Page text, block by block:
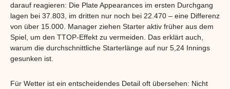
darauf reagieren: Die Plate Appearances im ersten Durchgang
lagen bei 37.803, im dritten nur noch bei 22.470 – eine Differenz
von über 15.000. Manager ziehen Starter aktiv früher aus dem
Spiel, um den TTOP-Effekt zu vermeiden. Das erklärt auch,
warum die durchschnittliche Starterlänge auf nur 5,24 Innings
gesunken ist.
Für Wetter ist ein entscheidendes Detail oft übersehen: Nicht